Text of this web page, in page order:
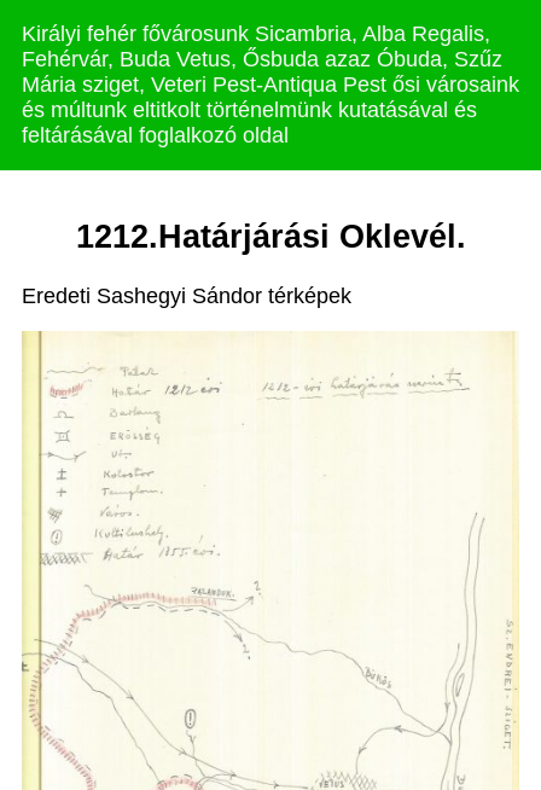
Királyi fehér fővárosunk Sicambria, Alba Regalis,
Fehérvár, Buda Vetus, Ősbuda azaz Óbuda, Szűz
Mária sziget, Veteri Pest-Antiqua Pest ősi városaink
és múltunk eltitkolt történelmünk kutatásával és
feltárásával foglalkozó oldal
1212.Határjárási Oklevél.
Eredeti Sashegyi Sándor térképek